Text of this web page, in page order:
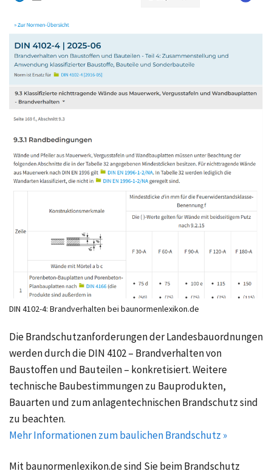
DIN 4102-4: Brandverhalten bei baunormenlexikon.de
Die Brandschutzanforderungen der Landesbauordnungen
werden durch die DIN 4102 – Brandverhalten von
Baustoffen und Bauteilen – konkretisiert. Weitere
technische Baubestimmungen zu Bauprodukten,
Bauarten und zum anlagentechnischen Brandschutz sind
zu beachten.
Mehr Informationen zum baulichen Brandschutz »
Mit baunormenlexikon.de sind Sie beim Brandschutz